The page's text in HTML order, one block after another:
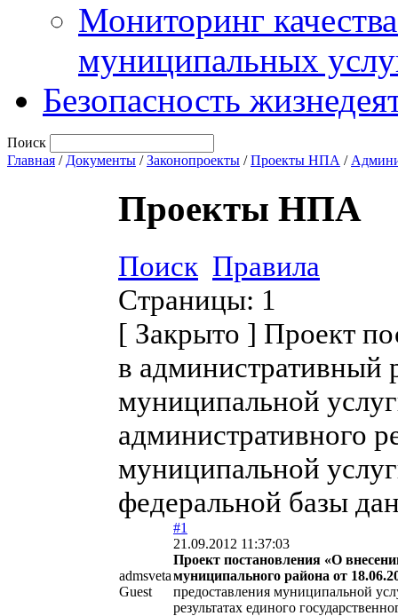
Мониторинг
муниципальных
Безопасность
Поиск
Главная / Документы /Законопроекты /Проекты НПА /
Проекты НПА
Поиск Правила
Страницы: 1
[ Закрыто ] Проект
в административный
муниципальной
административного
муниципальной
федеральной базы
admsveta
Guest
#1
21.09.2012 11:37:03
Проект постановления «О
муниципального района от
предоставления муниципальной
результатах единого